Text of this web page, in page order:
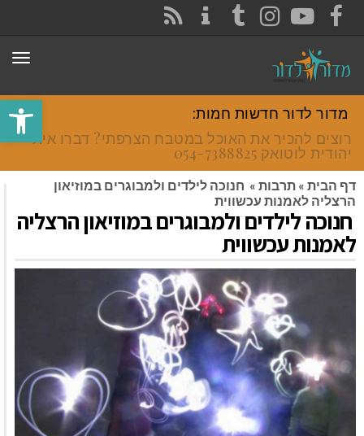
פתח
FACEBOOK
YOUTUBE
INSTAGRAM
TUMBLR
מדור לדור חדשות חמות:
רוצים להכיר את האוכל במטבח הצרפתי? דברו איתי
יהודית לוטואק 054-7388825.
דף הבית » תרבות » חנוכה לילדים ולמבוגרים במוזיאון
הרצליה לאמנות עכשווית
חנוכה לילדים ולמבוגרים במוזיאון הרצליה
לאמנות עכשווית